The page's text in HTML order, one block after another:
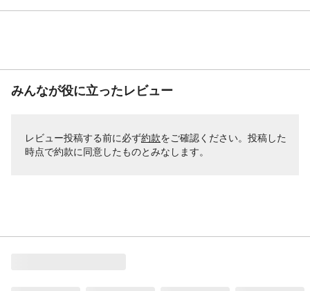
みんなが役に立ったレビュー
レビュー投稿する前に必ず約款をご確認ください。投稿した
時点で約款に同意したものとみなします。